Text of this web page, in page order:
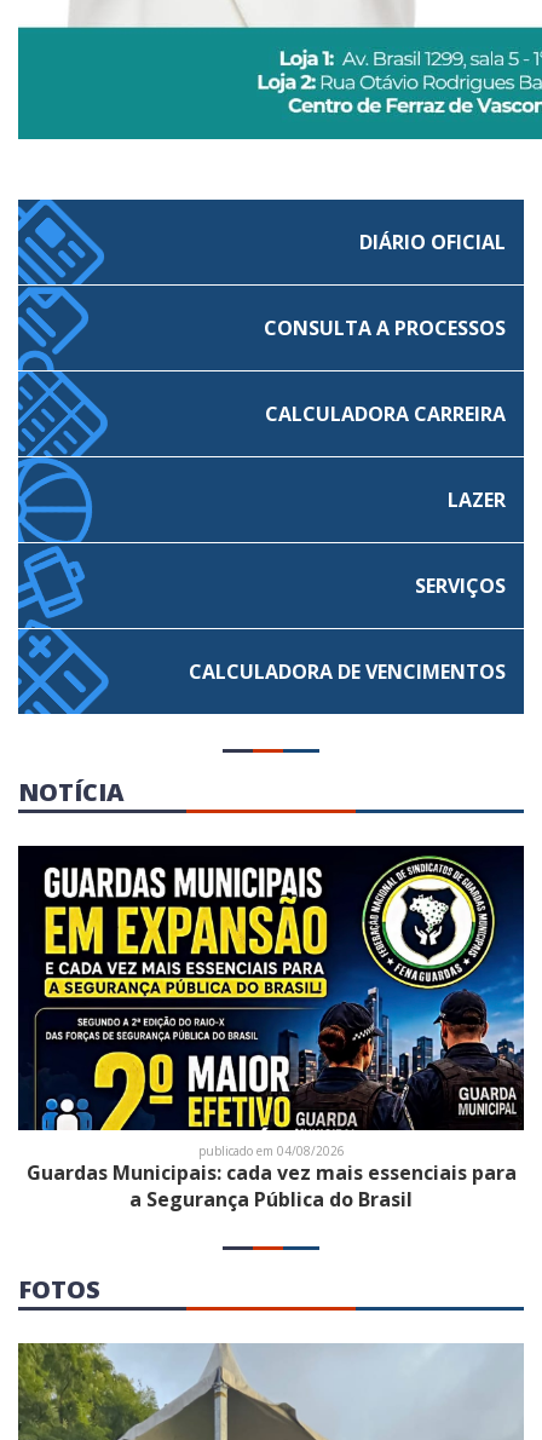
DIÁRIO OFICIAL
CONSULTA A PROCESSOS
CALCULADORA CARREIRA
LAZER
SERVIÇOS
CALCULADORA DE VENCIMENTOS
NOTÍCIA
publicado em 04/08/2026
Guardas Municipais: cada vez mais essenciais para
a Segurança Pública do Brasil
FOTOS